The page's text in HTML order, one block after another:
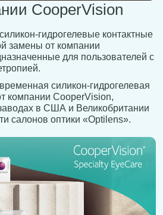
СooperVision
гидрогелевые контактные
замены от компании
для пользователей с
силикон-гидрогелевая
компании CooperVision,
в США и Великобритании
салонов оптики «Optilens».